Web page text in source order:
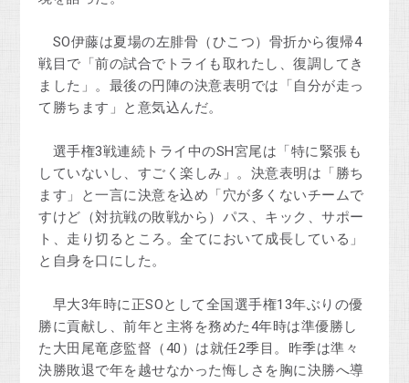
SO伊藤は夏場の左腓骨（ひこつ）骨折から復帰4
戦目で「前の試合でトライも取れたし、復調してき
ました」。最後の円陣の決意表明では「自分が走っ
て勝ちます」と意気込んだ。
選手権3戦連続トライ中のSH宮尾は「特に緊張も
していないし、すごく楽しみ」。決意表明は「勝ち
ます」と一言に決意を込め「穴が多くないチームで
すけど（対抗戦の敗戦から）パス、キック、サポー
ト、走り切るところ。全てにおいて成長している」
と自身を口にした。
早大3年時に正SOとして全国選手権13年ぶりの優
勝に貢献し、前年と主将を務めた4年時は準優勝し
た大田尾竜彦監督（40）は就任2季目。昨季は準々
決勝敗退で年を越せなかった悔しさを胸に決勝へ導